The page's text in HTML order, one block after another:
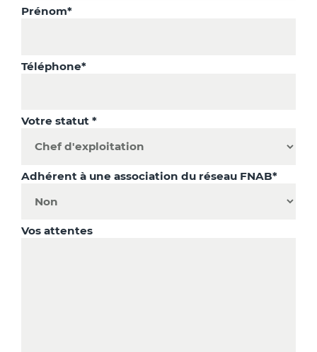
Prénom*
Téléphone*
Votre statut *
Adhérent à une association du réseau FNAB*
Vos attentes